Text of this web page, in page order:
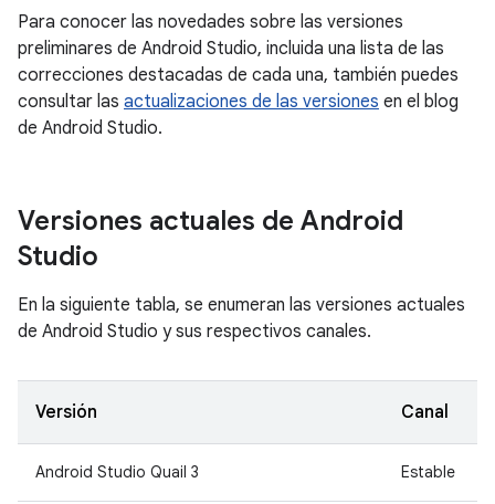
Para conocer las novedades sobre las versiones
preliminares de Android Studio, incluida una lista de las
correcciones destacadas de cada una, también puedes
consultar las actualizaciones de las versiones en el blog
de Android Studio.
Versiones actuales de Android
Studio
En la siguiente tabla, se enumeran las versiones actuales
de Android Studio y sus respectivos canales.
Versión Canal
Android Studio Quail 3 Estable